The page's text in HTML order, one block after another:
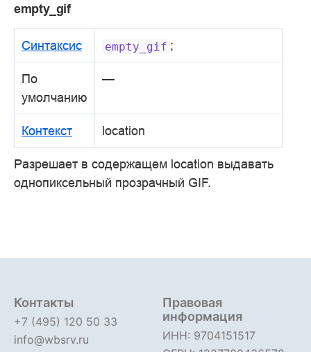
empty_gif
Синтаксис empty_gif ;
По
умолчанию
—
Контекст location
Разрешает в содержащем location выдавать
однопиксельный прозрачный GIF.
Контакты
+7 (495) 120 50 33
info@wbsrv.ru
Правовая
информация
ИНН: 9704151517